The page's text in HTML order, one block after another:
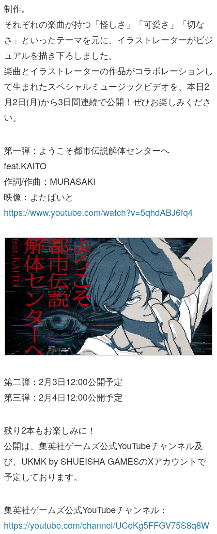
制作。
それぞれの楽曲が持つ「怪しさ」「可愛さ」「切な
さ」といったテーマを元に、イラストレーターがビジ
ュアルを描き下ろしました。
楽曲とイラストレーターの作品がコラボレーションし
て生まれたスペシャルミュージックビデオを、本日2
月2日(月)から3日間連続で公開！ぜひお楽しみくださ
い。
第一弾：ようこそ都市伝説解体センターへ
feat.KAITO
作詞/作曲：MURASAKI
映像：よたばいと
https://www.youtube.com/watch?v=5qhdABJ6fq4
第二弾：2月3日12:00公開予定
第三弾：2月4日12:00公開予定
残り2本もお楽しみに！
公開は、集英社ゲームズ公式YouTubeチャンネル及
び、UKMK by SHUEISHA GAMESのXアカウントで
予定しております。
集英社ゲームズ公式YouTubeチャンネル：
https://youtube.com/channel/UCeKg5FFGV75S8q8W